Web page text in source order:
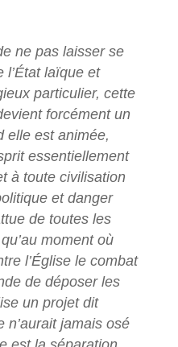
ne pas laisser se
l’État laïque et
particulier, cette
forcément un
elle est animée,
essentiellement
à toute civilisation
et danger
de toutes les
moment où
l’Église le combat
de déposer les
un projet dit
n’aurait jamais osé